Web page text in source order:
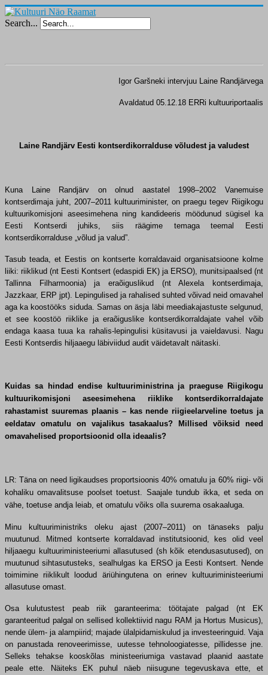
Search...
Igor Garšneki intervjuu Laine Randjärvega
Avaldatud 05.12.18 ERRi kultuuriportaalis
Laine Randjärv Eesti kontserdikorralduse võludest ja valudest
Kuna Laine Randjärv on olnud aastatel 1998–2002 Vanemuise
kontserdimaja juht, 2007–2011 kultuuriminister, on praegu tegev Riigikogu
kultuurikomisjoni aseesimehena ning kandideeris möödunud sügisel ka
Eesti Kontserdi juhiks, siis räägime temaga teemal Eesti
kontserdikorralduse „võlud ja valud”.
Tasub teada, et Eestis on kontserte korraldavaid organisatsioone kolme
liiki: riiklikud (nt Eesti Kontsert (edaspidi EK) ja ERSO), munitsipaalsed (nt
Tallinna Filharmoonia) ja eraõiguslikud (nt Alexela kontserdimaja,
Jazzkaar, ERP jpt). Lepingulised ja rahalised suhted võivad neid omavahel
aga ka koostööks siduda. Samas on äsja läbi meediakajastuste selgunud,
et see koostöö riiklike ja eraõiguslike kontserdikorraldajate vahel võib
endaga kaasa tuua ka rahalis-lepingulisi küsitavusi ja vaieldavusi. Nagu
Eesti Kontserdis hiljaaegu läbiviidud audit väidetavalt näitaski.
Kuidas sa hindad endise kultuuriministrina ja praeguse Riigikogu
kultuurikomisjoni aseesimehena riiklike kontserdikorraldajate
rahastamist suuremas plaanis – kas nende riigieelarveline toetus ja
eeldatav omatulu on vajalikus tasakaalus? Millised võiksid need
omavahelised proportsioonid olla ideaalis?
LR: Täna on need ligikaudses proportsioonis 40% omatulu ja 60% riigi- või
kohaliku omavalitsuse poolset toetust. Saajale tundub ikka, et seda on
vähe, toetuse andja leiab, et omatulu võiks olla suurema osakaaluga.
Minu kultuuriministriks oleku ajast (2007–2011) on tänaseks palju
muutunud. Mitmed kontserte korraldavad institutsioonid, kes olid veel
hiljaaegu kultuuriministeeriumi allasutused (sh kõik etendusasutused), on
muutunud sihtasutusteks, sealhulgas ka ERSO ja Eesti Kontsert. Nende
toimimine riiklikult loodud äriühingutena on erinev kultuuriministeeriumi
allasutuse omast.
Osa kulutustest peab riik garanteerima: töötajate palgad (nt EK
garanteeritud palgal on sellised kollektiivid nagu RAM ja Hortus Musicus),
nende ülem- ja alampiirid; majade ülalpidamiskulud ja investeeringuid. Vaja
on panustada renoveerimisse, uutesse tehnoloogiatesse, pillidesse jne.
Selleks tehakse kooskõlas ministeeriumiga vastavad plaanid aastate
peale ette. Näiteks EK puhul näeb niisugune tegevuskava ette, et